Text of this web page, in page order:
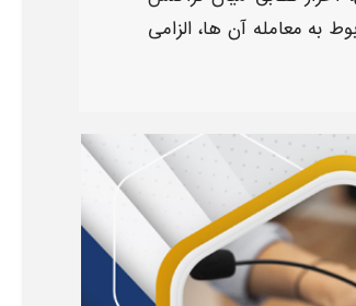
به معامله آن ها، الزامی